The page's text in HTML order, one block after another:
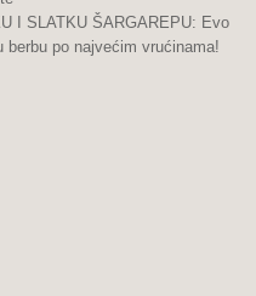
I SLATKU ŠARGAREPU: Evo
berbu po najvećim vrućinama!